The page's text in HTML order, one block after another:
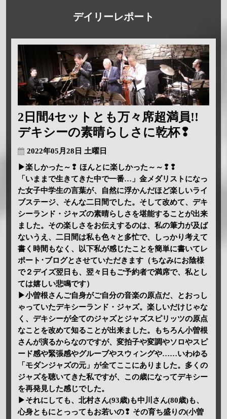
デイリーレポート
2日間4セットとも万々席超満員!!
デキシーの素晴らしさに乾杯❢
2022年05月28日 土曜日
▶楽しかった～❢ ほんとに楽しかった～～❢❢
「いままで生きてきた中で一番…」金メダリストになっ
た女子中学生の言葉が、自然に浮かんだほど楽しいライ
ブステージ、そんな二日間でした。そして改めて、デキ
シーランド・ジャズの素晴らしさを堪能することが出来
ました。その楽しさをお伝えするのは、私の筆力が及ば
ないうえ、二日間は私も色々と多忙で、しっかり考えて
書く時間もなく、以下私が感じたことを簡単に書いてレ
ポート･ブログとさせていただきます（ちなみにお陰様
で２デイズ翌日も、翌々日もご予約者で満席で、私とし
ては嬉しい悲鳴です）
▶小曽根さんご自身がご自分の音楽の原点だ、とおっし
ゃっていたデキシーランド・ジャズ。楽しいだけじゃな
く、デキシーが全てのジャズとジャズスピリッツの原点
なことを改めて知ることが出来ました。もちろん小曽根
さんが演るからなのですが、変拍子や変調やソロやスピ
ード感や緊張感やグルーブやスウィングや……いわゆる
「モダンジャズの元」が全てここにありました。多くの
ジャズを聴いてきた私ですが、この歳になってデキシー
を再発見した感じでした。
▶それにしても、北村さん(93歳)も中川さん(80歳)も、
心身ともにとっってもお若いの❢ その育ち盛りの(小曽